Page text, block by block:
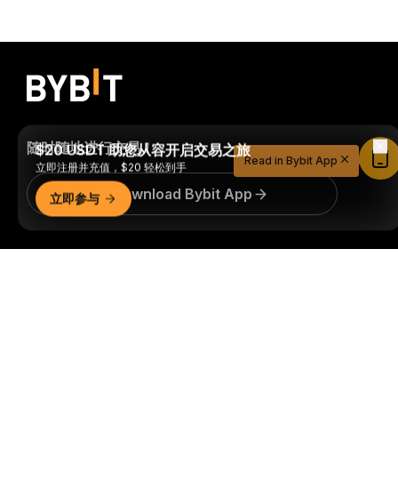
随时随地进行交易！
Download Bybit App
$20 USDT 助您从容开启交易之旅
立即注册并充值，$20 轻松到手
立即参与
Read in Bybit App